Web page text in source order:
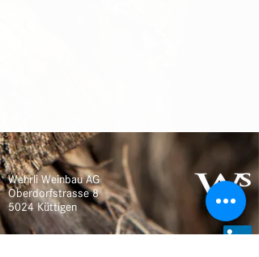
Wehrli Weinbau AG
Oberdorfstrasse 8
5024 Küttigen